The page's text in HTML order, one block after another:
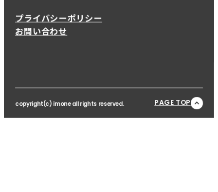
プライバシーポリシー
お問い合わせ
copyright(c) imone all rights reserved. PAGE TOP